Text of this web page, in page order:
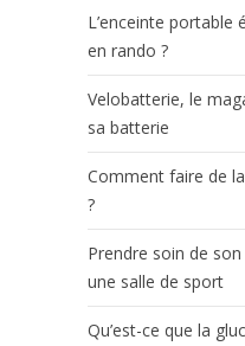
L’enceinte
en rando ?
Velobatterie, le
sa batterie
Comment faire de
?
Prendre soin de
une salle de sport
Qu’est-ce que la